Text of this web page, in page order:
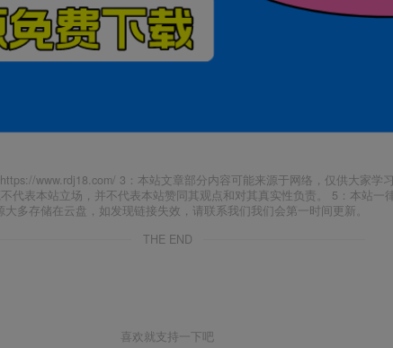
www.rdj18.com/ 3：本站文章部分内容可能来源于网络，仅供大家学
代表本站立场，并不代表本站赞同其观点和对其真实性负责。 5：本站一
多存储在云盘，如发现链接失效，请联系我们我们会第一时间更新。
THE END
喜欢就支持一下吧